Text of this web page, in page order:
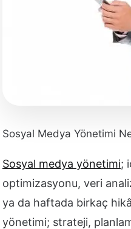
Sosyal Medya Yönetimi
Sosyal medya yönetimi;
optimizasyonu, veri
ya da haftada birkaç
yönetimi; strateji,